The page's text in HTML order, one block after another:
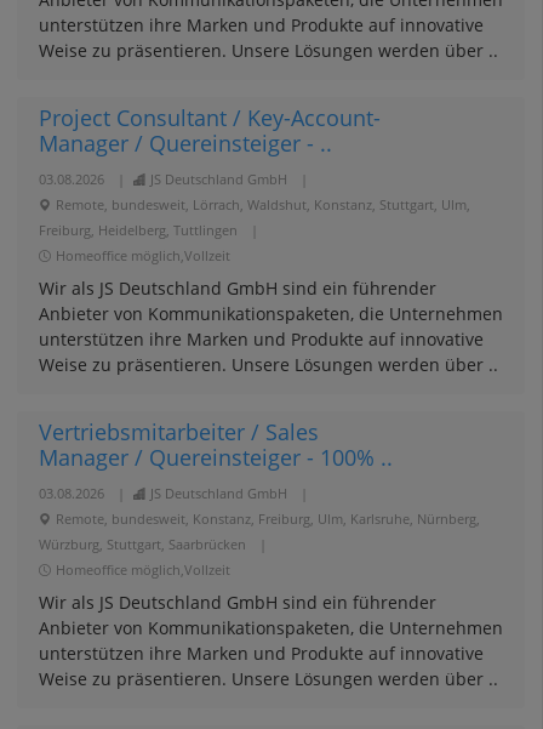
unterstützen ihre Marken und Produkte auf innovative
Weise zu präsentieren. Unsere Lösungen werden über ..
Project Consultant / Key-Account-
Manager / Quereinsteiger - ..
03.08.2026 JS Deutschland GmbH
Remote, bundesweit, Lörrach, Waldshut, Konstanz, Stuttgart, Ulm,
Freiburg, Heidelberg, Tuttlingen
Homeoffice möglich,Vollzeit
Wir als JS Deutschland GmbH sind ein führender
Anbieter von Kommunikationspaketen, die Unternehmen
unterstützen ihre Marken und Produkte auf innovative
Weise zu präsentieren. Unsere Lösungen werden über ..
Vertriebsmitarbeiter / Sales
Manager / Quereinsteiger - 100% ..
03.08.2026 JS Deutschland GmbH
Remote, bundesweit, Konstanz, Freiburg, Ulm, Karlsruhe, Nürnberg,
Würzburg, Stuttgart, Saarbrücken
Homeoffice möglich,Vollzeit
Wir als JS Deutschland GmbH sind ein führender
Anbieter von Kommunikationspaketen, die Unternehmen
unterstützen ihre Marken und Produkte auf innovative
Weise zu präsentieren. Unsere Lösungen werden über ..